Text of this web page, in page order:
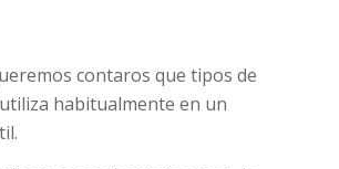
contaros que tipos de
habitualmente en un